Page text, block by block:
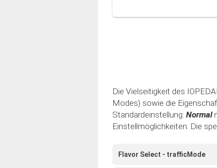
Die Vielseitigkeit des
Modes) sowie die
Standardeinstellung: Normal
Einstellmöglichkeiten. Die
Flavor Select - trafficMode